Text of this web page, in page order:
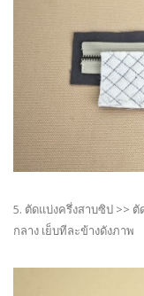
5. ตัดแบ่งครึ่งสาบซิป >>
กลาง เย็บทีละข้างดังภาพ